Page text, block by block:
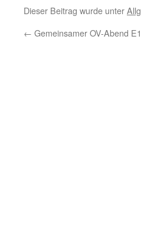
Dieser Beitrag wurde unter
← Gemeinsamer OV-Abend